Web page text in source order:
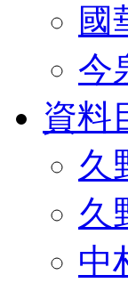
國
今
資料
久
久
中